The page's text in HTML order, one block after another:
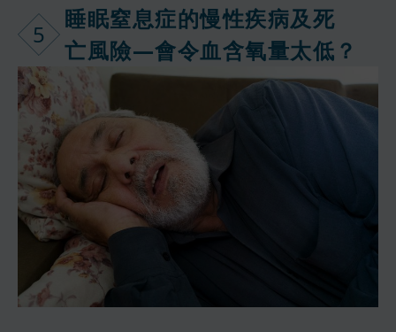
5
睡眠窒息症的慢性疾病及死
亡風險—會令血含氧量太低 ？